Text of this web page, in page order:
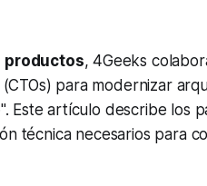
productos, 4Geeks
para modernizar
Este artículo describe los
técnica necesarios para